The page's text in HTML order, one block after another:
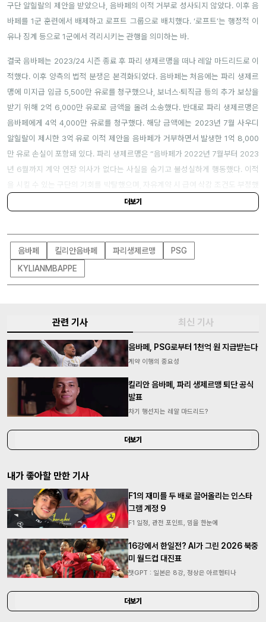
구단 알힐랄의 제안을 받았으나, 음바페의 이적 거부로 성사되지 않았다. 이후 음
바페를 1군 훈련에서 배제하고 로프트 그룹으로 배치했다. ‘로프트’는 행정적 이
유나 징계 등으로 1군에서 격리시키는 관행을 의미하는 바.
결국 음바페는 2023/24 시즌 종료 후 파리 생제르맹을 떠나 레알 마드리드로 이
적했다. 이후 양측의 법적 분쟁은 본격화되었다. 음바페는 처음에는 파리 생제르
맹에 미지급 임금 5,500만 유로를 청구했으나, 보너스·퇴직금 등의 추가 보상을
받기 위해 2억 6,000만 유로로 금액을 올려 소송했다. 반대로 파리 생제르맹은
음바페에게 4억 4,000만 유로를 청구했다. 해당 금액에는 2023년 7월 사우디
알힐랄이 제시한 3억 유로 이적 제안을 음바페가 거부하면서 발생한 1억 8,000
만 유로 손실이 포함돼 있다. 파리 생제르맹은 “음바페가 2022년 7월부터 2023
년 6월까지 계약 연장 의사가 없다는 사실을 숨기고 불성실하게 행동했다. 이적
을 시킬 수 있는 구단의 기회를 박탈했으며, 자유계약 시 급여 삭감 조건도 부정했
다”라고 주장했다.
더보기
음바페 킬리안음바페 파리생제르맹
PSG
KYLIANMBAPPE
관련 기사 최신 기사
음바페, PSG로부터 1천억 원 지급받는다
계약 이행의 중요성
킬리안 음바페, 파리 생제르맹 퇴단 공식
발표
차기 행선지는 레알 마드리드?
더보기
내가 좋아할 만한 기사
F1의 재미를 두 배로 끌어올리는 인스타
그램 계정 9
F1 일정, 관전 포인트, 밈을 한눈에
16강에서 한일전? AI가 그린 2026 북중
미 월드컵 대진표
챗GPT : 일본은 8강, 정상은 아르헨티나
더보기